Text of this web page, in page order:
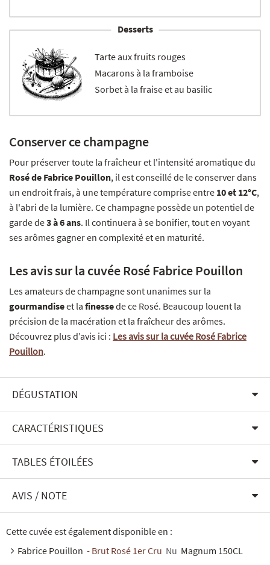
Desserts
Tarte aux fruits rouges
Macarons à la framboise
Sorbet à la fraise et au basilic
Conserver ce champagne
Pour préserver toute la fraîcheur et l'intensité aromatique du
Rosé de Fabrice Pouillon, il est conseillé de le conserver dans
un endroit frais, à une température comprise entre 10 et 12°C,
à l'abri de la lumière. Ce champagne possède un potentiel de
garde de3 à 6 ans. Il continuera à se bonifier, tout en voyant
ses arômes gagner en complexité et en maturité.
Les avis sur la cuvée Rosé Fabrice Pouillon
Les amateurs de champagne sont unanimes sur la
gourmandiseet la finessede ce Rosé. Beaucoup louent la
précision de la macération et la fraîcheur des arômes.
Découvrez plus d’avis ici : Les avis sur la cuvée Rosé Fabrice
Pouillon.
DÉGUSTATION
CARACTÉRISTIQUES
TABLES ÉTOILÉES
AVIS / NOTE
Cette cuvée est également disponible en :
Fabrice Pouillon - Brut Rosé 1er Cru Nu Magnum 150CL